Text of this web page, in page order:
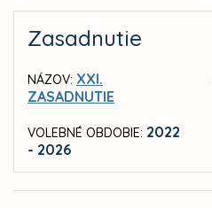
Zasadnutie
NÁZOV: XXI.
ZASADNUTIE
VOLEBNÉ OBDOBIE: 2022
- 2026